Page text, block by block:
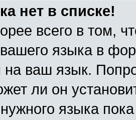
нет в списке!
всего в том,
языка в
ваш язык.
ли он
языка